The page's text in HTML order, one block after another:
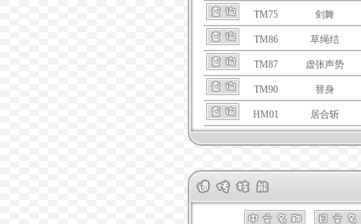
TM75 剑舞
TM86 草绳结
TM87 虚张声势
TM90 替身
HM01 居合斩